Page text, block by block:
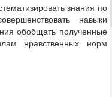
знания по
навыки
обобщать полученные
нравственных норм